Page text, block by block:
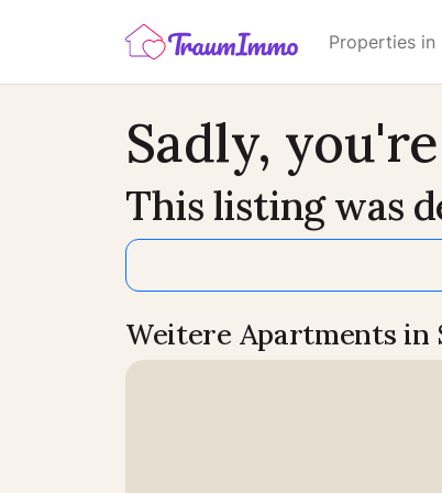
Properties in
Sadly,
This listing was
Weitere Apartments in